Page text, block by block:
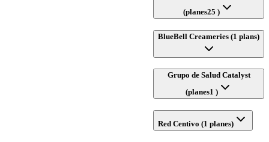
(planes25 )
BlueBell Creameries (1 plans)
Grupo de Salud Catalyst
(planes1 )
Red Centivo (1 planes)